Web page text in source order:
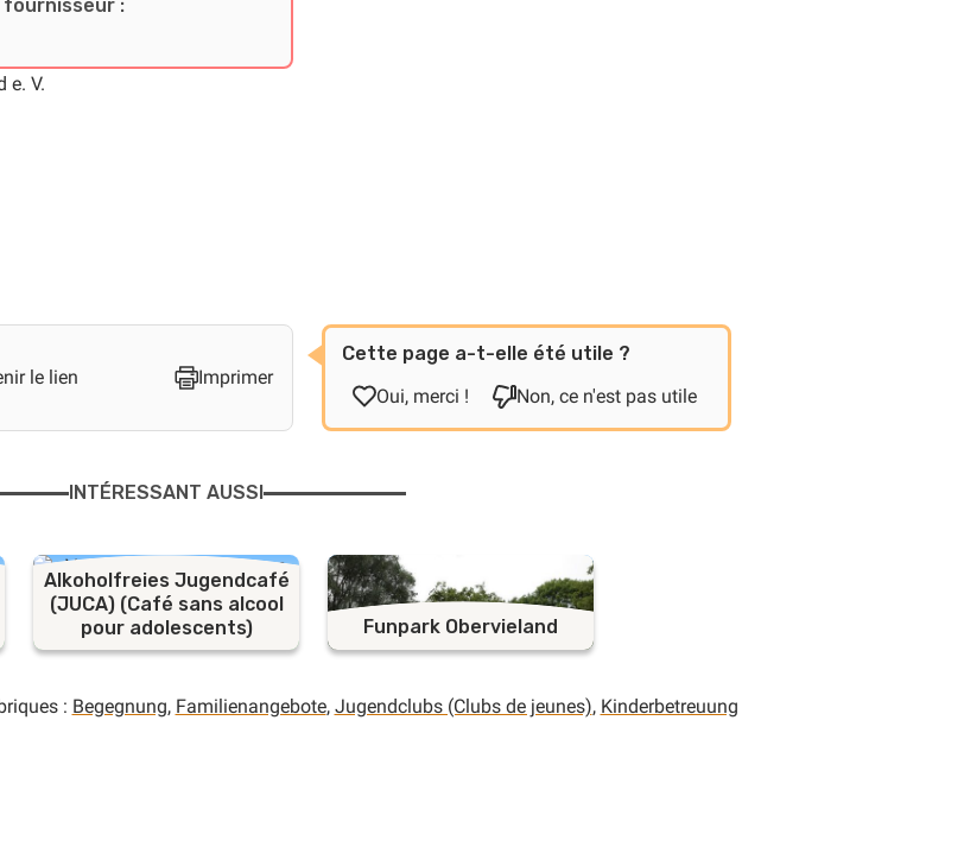
:
e. V.
le lien Imprimer
Cette page a-t-elle été utile ?
Oui, merci !
Non, ce n'est pas utile
INTÉRESSANT AUSSI
Alkoholfreies Jugendcafé
(JUCA) (Café sans alcool
pour adolescents)
Funpark Obervieland
: Begegnung, Familienangebote, Jugendclubs (Clubs de jeunes), Kinderbetreuung